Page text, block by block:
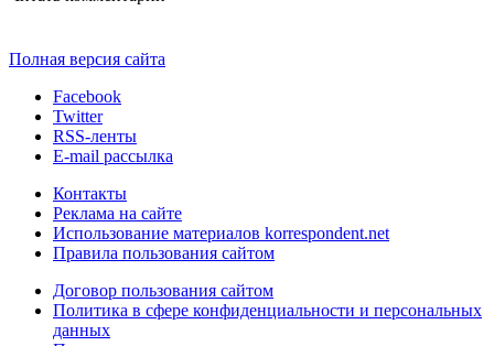
Полная версия сайта
Facebook
Twitter
RSS-ленты
E-mail рассылка
Контакты
Реклама на сайте
Использование материалов korrespondent.net
Правила пользования сайтом
Договор пользования сайтом
Политика в сфере конфиденциальности и персональных
данных